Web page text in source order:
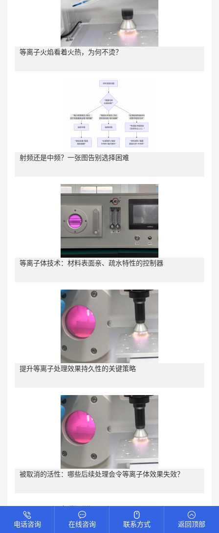
等离子火焰看着火热，为何不烫？
射频还是中频？一张图告别选择困难
等离子体技术：材料表面亲、疏水特性的控制器
提升等离子处理效果持久性的关键策略
被取消的活性：哪些后续处理会令等离子体效果失效？
电话咨询 在线咨询 联系方式 返回顶部